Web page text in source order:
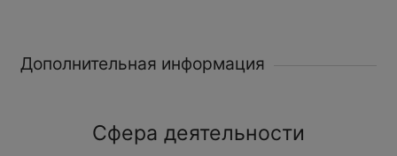
Дополнительная информация
Сфера деятельности